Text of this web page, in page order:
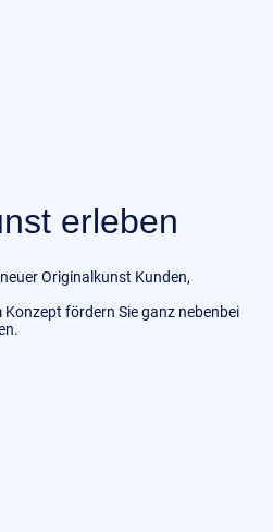
erleben
Originalkunst Kunden,
fördern Sie ganz nebenbei